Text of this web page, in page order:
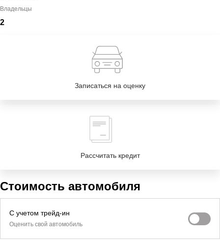
Владельцы
2
Записаться на оценку
Рассчитать кредит
Стоимость автомобиля
С учетом трейд-ин
Оценить свой автомобиль